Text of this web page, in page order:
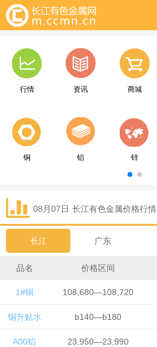
行情 资讯 商城
铜 铝 锌
08月07日 长江有色金属价格行情
长江 广东
品名 价格区间
1#铜 108,680—108,720
铜升贴水 b140—b180
A00铝 23,950—23,990